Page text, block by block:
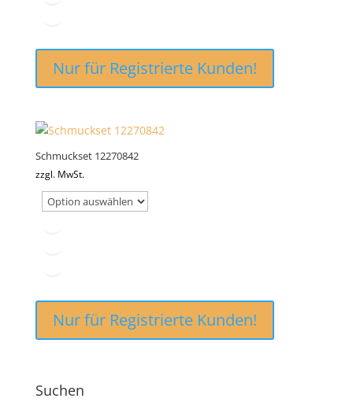
Nur für Registrierte Kunden!
Schmuckset 12270842
zzgl. MwSt.
Nur für Registrierte Kunden!
Suchen